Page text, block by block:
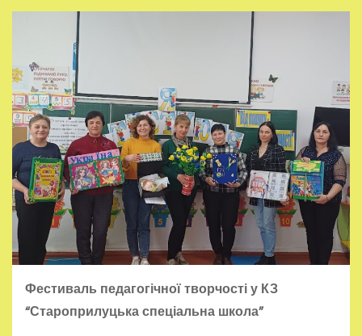
Фестиваль педагогічної творчості у КЗ
“Староприлуцька спеціальна школа”